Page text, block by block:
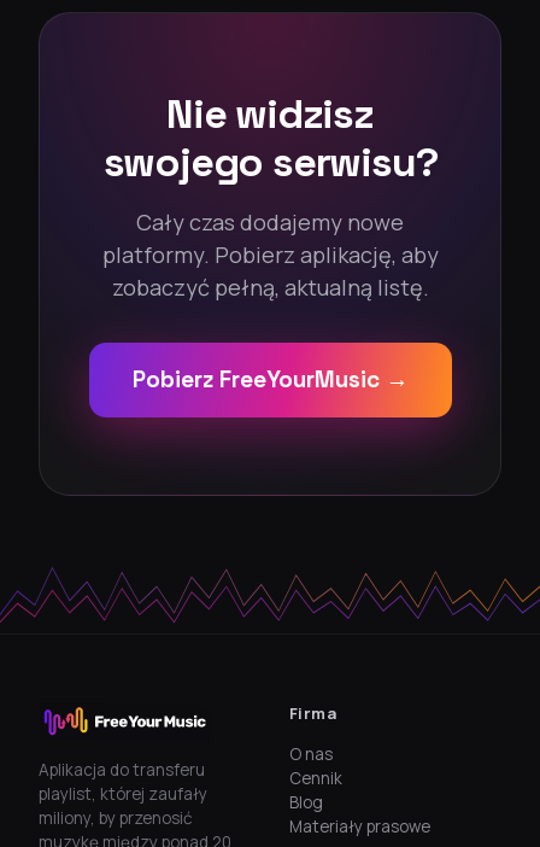
Nie widzisz
swojego serwisu?
Cały czas dodajemy nowe
platformy. Pobierz aplikację, aby
zobaczyć pełną, aktualną listę.
Pobierz FreeYourMusic →
Aplikacja do transferu
playlist, której zaufały
miliony, by przenosić
muzykę między ponad 20
Firma
O nas
Cennik
Blog
Materiały prasowe